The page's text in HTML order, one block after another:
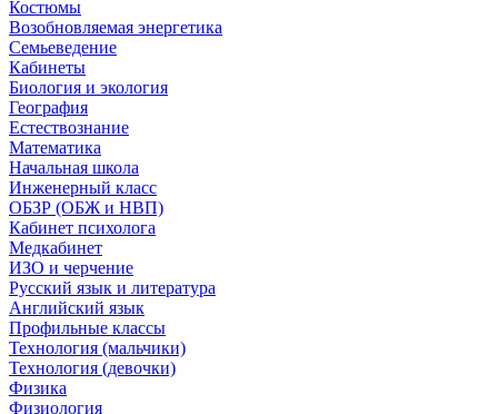
Костюмы
Возобновляемая энергетика
Семьеведение
Кабинеты
Биология и экология
География
Естествознание
Математика
Начальная школа
Инженерный класс
ОБЗР (ОБЖ и НВП)
Кабинет психолога
Медкабинет
ИЗО и черчение
Русский язык и литература
Английский язык
Профильные классы
Технология (мальчики)
Технология (девочки)
Физика
Физиология